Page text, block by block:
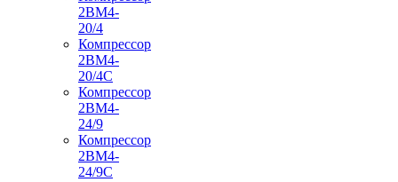
2ВМ4-
20/4
Компрессор
2ВМ4-
20/4С
Компрессор
2ВМ4-
24/9
Компрессор
2ВМ4-
24/9С